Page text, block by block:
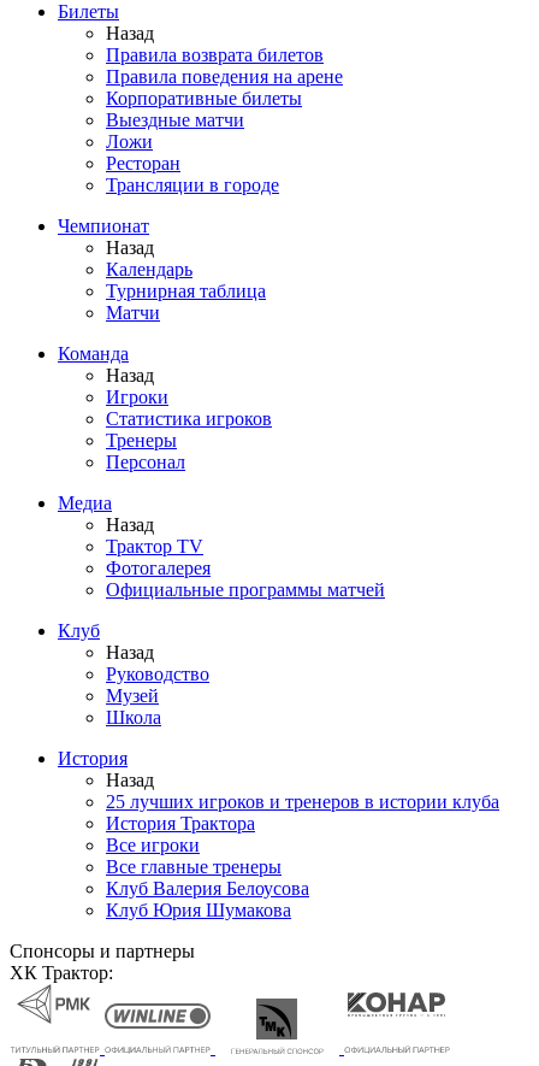
Билеты
Назад
Правила возврата билетов
Правила поведения на арене
Корпоративные билеты
Выездные матчи
Ложи
Ресторан
Трансляции в городе
Чемпионат
Назад
Календарь
Турнирная таблица
Матчи
Команда
Назад
Игроки
Статистика игроков
Тренеры
Персонал
Медиа
Назад
Трактор TV
Фотогалерея
Официальные программы матчей
Клуб
Назад
Руководство
Музей
Школа
История
Назад
25 лучших игроков и тренеров в истории клуба
История Трактора
Все игроки
Все главные тренеры
Клуб Валерия Белоусова
Клуб Юрия Шумакова
Спонсоры и партнеры
ХК Трактор: